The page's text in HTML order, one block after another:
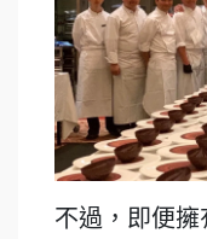
不過，即便